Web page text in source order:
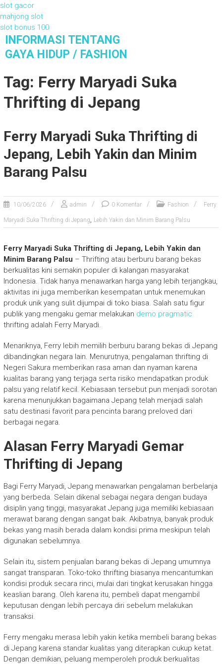
slot gacor
mahjong slot
slot bonus 100
INFORMASI TENTANG
GAYA HIDUP / FASHION
Tag: Ferry Maryadi Suka
Thrifting di Jepang
Ferry Maryadi Suka Thrifting di
Jepang, Lebih Yakin dan Minim
Barang Palsu
10/06/2026 admin 0 Komentar Fashion Ferry
Maryadi Suka Thrifting di Jepang, Lebih Yakin dan Minim Barang Palsu
Ferry Maryadi Suka Thrifting di Jepang, Lebih Yakin dan
Minim Barang Palsu – Thrifting atau berburu barang bekas
berkualitas kini semakin populer di kalangan masyarakat
Indonesia. Tidak hanya menawarkan harga yang lebih terjangkau,
aktivitas ini juga memberikan kesempatan untuk menemukan
produk unik yang sulit dijumpai di toko biasa. Salah satu figur
publik yang mengaku gemar melakukan demo pragmatic
thrifting adalah Ferry Maryadi.
Menariknya, Ferry lebih memilih berburu barang bekas di Jepang
dibandingkan negara lain. Menurutnya, pengalaman thrifting di
Negeri Sakura memberikan rasa aman dan nyaman karena
kualitas barang yang terjaga serta risiko mendapatkan produk
palsu yang relatif kecil. Kebiasaan tersebut pun menjadi sorotan
karena menunjukkan bagaimana Jepang telah menjadi salah
satu destinasi favorit para pencinta barang preloved dari
berbagai negara.
Alasan Ferry Maryadi Gemar
Thrifting di Jepang
Bagi Ferry Maryadi, Jepang menawarkan pengalaman berbelanja
yang berbeda. Selain dikenal sebagai negara dengan budaya
disiplin yang tinggi, masyarakat Jepang juga memiliki kebiasaan
merawat barang dengan sangat baik. Akibatnya, banyak produk
bekas yang masih berada dalam kondisi prima meskipun telah
digunakan sebelumnya.
Selain itu, sistem penjualan barang bekas di Jepang umumnya
sangat transparan. Toko-toko thrifting biasanya mencantumkan
kondisi produk secara rinci, mulai dari tingkat kerusakan hingga
keaslian barang. Oleh karena itu, pembeli dapat mengambil
keputusan dengan lebih percaya diri sebelum melakukan
transaksi.
Ferry mengaku merasa lebih yakin ketika membeli barang bekas
di Jepang karena standar kualitas yang diterapkan cukup ketat.
Dengan demikian, peluang memperoleh produk berkualitas